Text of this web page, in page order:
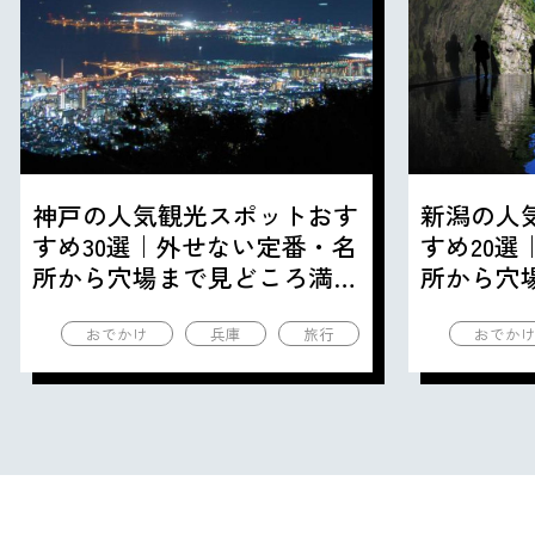
神戸の人気観光スポットおす
すめ30選｜外せない定番・名
所から穴場まで見どころ満載
おでかけ 兵庫 旅行
新潟の人
すめ20選
所から穴
おでか